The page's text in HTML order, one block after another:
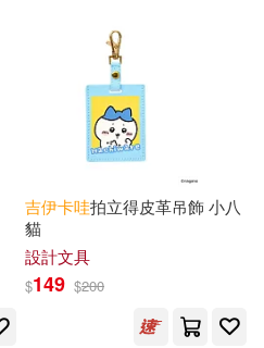
panade(11)
寶島社(8)
吉伊卡哇拍立得皮革吊飾 小八
貓
設計文具
$149 $200